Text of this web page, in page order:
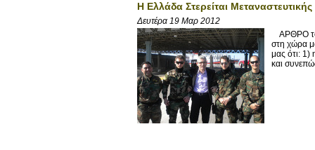
Η Ελλάδα Στερείται Μεταναστευτικής
Δευτέρα 19 Μαρ 2012
ΑΡΘΡΟ
στη χώρα
μας ότι:
και